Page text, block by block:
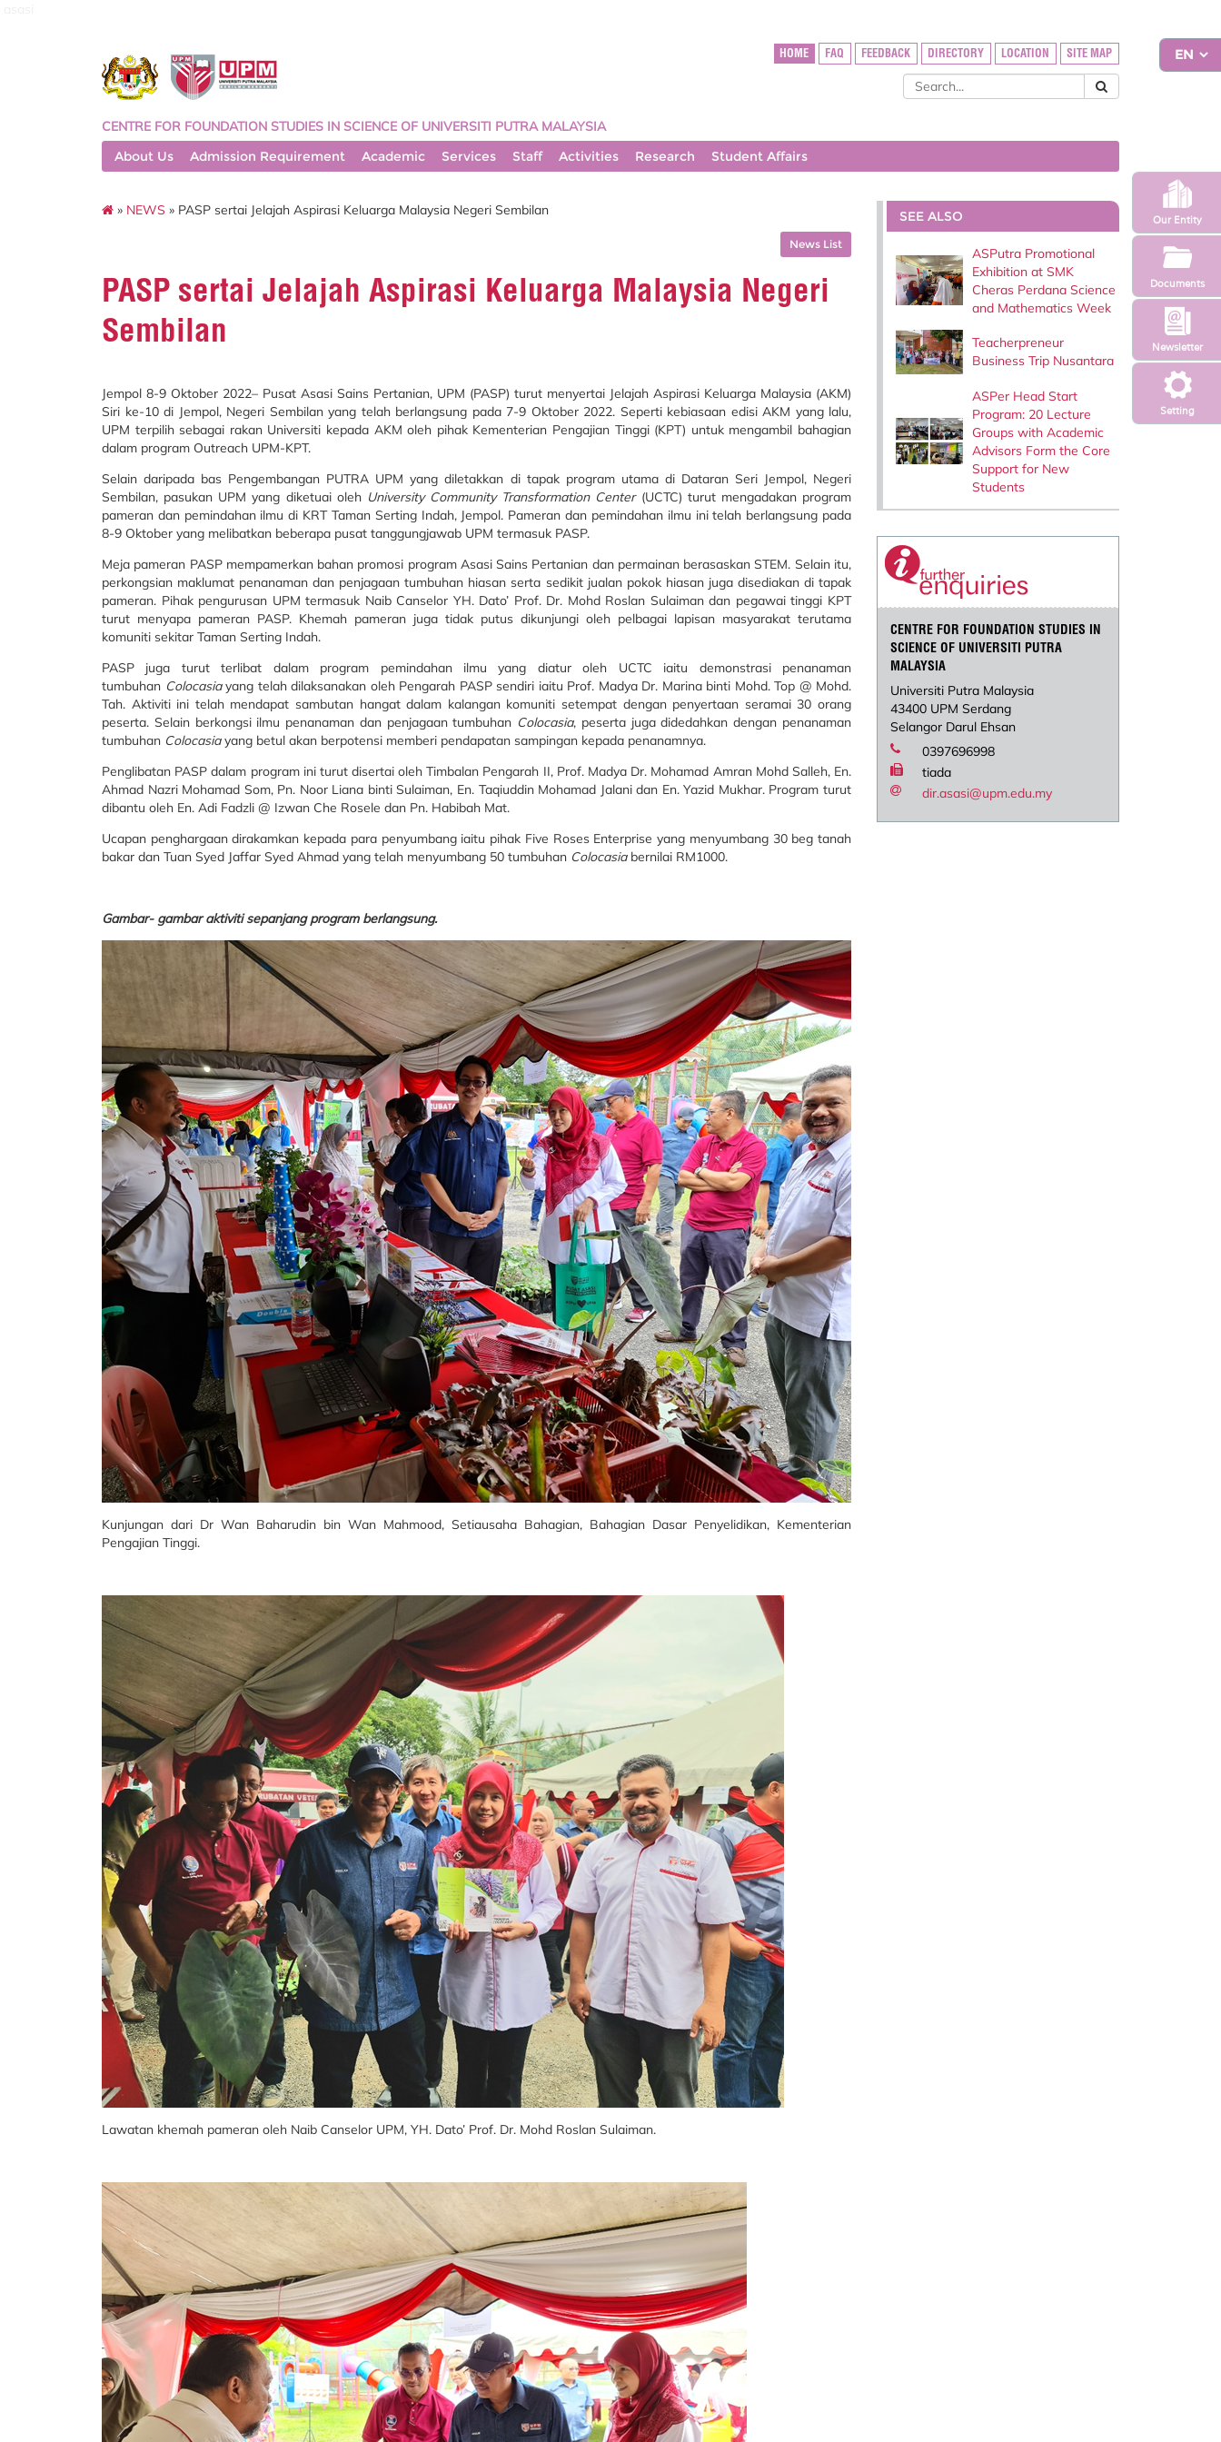
Setting
Newsletter
Our Entity
Documents
HOME FAQ FEEDBACK DIRECTORY LOCATION SITE MAP
CENTRE FOR FOUNDATION STUDIES IN SCIENCE OF UNIVERSITI PUTRA MALAYSIA
About Us
Admission Requirement Academic Services Staff Activities Research Student Affairs
» NEWS » PASP sertai Jelajah Aspirasi Keluarga Malaysia Negeri Sembilan
News List
PASP sertai Jelajah Aspirasi Keluarga Malaysia Negeri
Sembilan
Jempol 8-9 Oktober 2022– Pusat Asasi Sains Pertanian, UPM (PASP) turut menyertai Jelajah Aspirasi Keluarga Malaysia (AKM)
Siri ke-10 di Jempol, Negeri Sembilan yang telah berlangsung pada 7-9 Oktober 2022. Seperti kebiasaan edisi AKM yang lalu,
UPM terpilih sebagai rakan Universiti kepada AKM oleh pihak Kementerian Pengajian Tinggi (KPT) untuk mengambil bahagian
dalam program Outreach UPM-KPT.
Selain daripada bas Pengembangan PUTRA UPM yang diletakkan di tapak program utama di Dataran Seri Jempol, Negeri
Sembilan, pasukan UPM yang diketuai oleh University Community Transformation Center(UCTC) turut mengadakan program
pameran dan pemindahan ilmu di KRT Taman Serting Indah, Jempol. Pameran dan pemindahan ilmu ini telah berlangsung pada
8-9 Oktober yang melibatkan beberapa pusat tanggungjawab UPM termasuk PASP.
Meja pameran PASP mempamerkan bahan promosi program Asasi Sains Pertanian dan permainan berasaskan STEM. Selain itu,
perkongsian maklumat penanaman dan penjagaan tumbuhan hiasan serta sedikit jualan pokok hiasan juga disediakan di tapak
pameran. Pihak pengurusan UPM termasuk Naib Canselor YH. Dato’ Prof. Dr. Mohd Roslan Sulaiman dan pegawai tinggi KPT
turut menyapa pameran PASP. Khemah pameran juga tidak putus dikunjungi oleh pelbagai lapisan masyarakat terutama
komuniti sekitar Taman Serting Indah.
PASP juga turut terlibat dalam program pemindahan ilmu yang diatur oleh UCTC iaitu demonstrasi penanaman
tumbuhan Colocasiayang telah dilaksanakan oleh Pengarah PASP sendiri iaitu Prof. Madya Dr. Marina binti Mohd. Top @ Mohd.
Tah. Aktiviti ini telah mendapat sambutan hangat dalam kalangan komuniti setempat dengan penyertaan seramai 30 orang
peserta. Selain berkongsi ilmu penanaman dan penjagaan tumbuhan Colocasia, peserta juga didedahkan dengan penanaman
tumbuhan Colocasiayang betul akan berpotensi memberi pendapatan sampingan kepada penanamnya.
Penglibatan PASP dalam program ini turut disertai oleh Timbalan Pengarah II, Prof. Madya Dr. Mohamad Amran Mohd Salleh, En.
Ahmad Nazri Mohamad Som, Pn. Noor Liana binti Sulaiman, En. Taqiuddin Mohamad Jalani dan En. Yazid Mukhar. Program turut
dibantu oleh En. Adi Fadzli @ Izwan Che Rosele dan Pn. Habibah Mat.
Ucapan penghargaan dirakamkan kepada para penyumbang iaitu pihak Five Roses Enterprise yang menyumbang 30 beg tanah
bakar dan Tuan Syed Jaffar Syed Ahmad yang telah menyumbang 50 tumbuhan Colocasiabernilai RM1000.
Gambar- gambar aktiviti sepanjang program berlangsung.
Kunjungan dari Dr Wan Baharudin bin Wan Mahmood, Setiausaha Bahagian, Bahagian Dasar Penyelidikan, Kementerian
Pengajian Tinggi.
Lawatan khemah pameran oleh Naib Canselor UPM, YH. Dato’ Prof. Dr. Mohd Roslan Sulaiman.
SEE ALSO
ASPutra Promotional
Exhibition at SMK
Cheras Perdana Science
and Mathematics Week
Teacherpreneur
Business Trip Nusantara
ASPer Head Start
Program: 20 Lecture
Groups with Academic
Advisors Form the Core
Support for New
Students
CENTRE FOR FOUNDATION STUDIES IN
SCIENCE OF UNIVERSITI PUTRA
MALAYSIA
Universiti Putra Malaysia
43400 UPM Serdang
Selangor Darul Ehsan
0397696998
tiada
dir.asasi@upm.edu.my